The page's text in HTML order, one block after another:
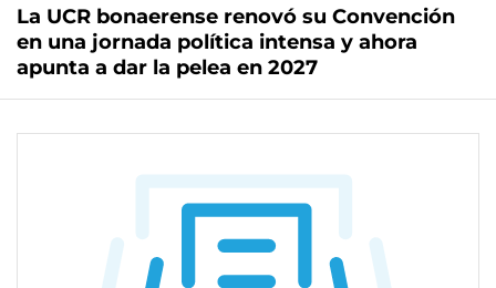
La UCR bonaerense renovó su Convención
en una jornada política intensa y ahora
apunta a dar la pelea en 2027